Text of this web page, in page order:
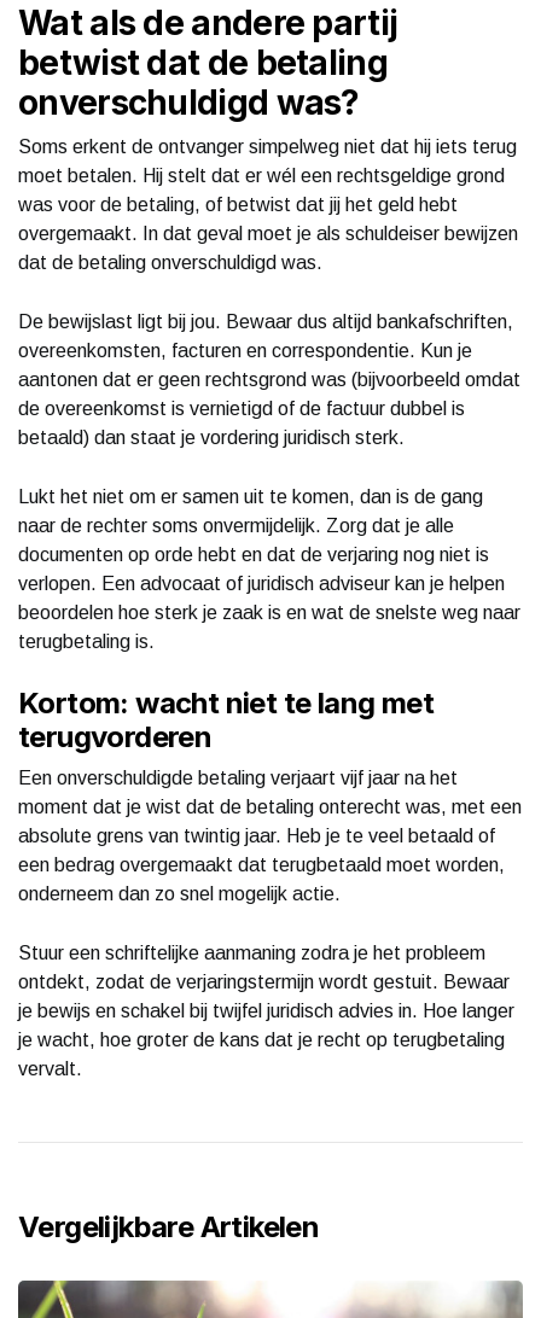
Wat als de andere partij
betwist dat de betaling
onverschuldigd was?
Soms erkent de ontvanger simpelweg niet dat hij iets terug
moet betalen. Hij stelt dat er wél een rechtsgeldige grond
was voor de betaling, of betwist dat jij het geld hebt
overgemaakt. In dat geval moet je als schuldeiser bewijzen
dat de betaling onverschuldigd was.
De bewijslast ligt bij jou. Bewaar dus altijd bankafschriften,
overeenkomsten, facturen en correspondentie. Kun je
aantonen dat er geen rechtsgrond was (bijvoorbeeld omdat
de overeenkomst is vernietigd of de factuur dubbel is
betaald) dan staat je vordering juridisch sterk.
Lukt het niet om er samen uit te komen, dan is de gang
naar de rechter soms onvermijdelijk. Zorg dat je alle
documenten op orde hebt en dat de verjaring nog niet is
verlopen. Een advocaat of juridisch adviseur kan je helpen
beoordelen hoe sterk je zaak is en wat de snelste weg naar
terugbetaling is.
Kortom: wacht niet te lang met
terugvorderen
Een onverschuldigde betaling verjaart vijf jaar na het
moment dat je wist dat de betaling onterecht was, met een
absolute grens van twintig jaar. Heb je te veel betaald of
een bedrag overgemaakt dat terugbetaald moet worden,
onderneem dan zo snel mogelijk actie.
Stuur een schriftelijke aanmaning zodra je het probleem
ontdekt, zodat de verjaringstermijn wordt gestuit. Bewaar
je bewijs en schakel bij twijfel juridisch advies in. Hoe langer
je wacht, hoe groter de kans dat je recht op terugbetaling
vervalt.
Vergelijkbare Artikelen